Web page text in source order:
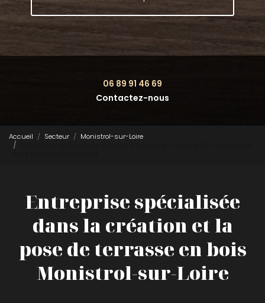
06 89 91 46 69
Contactez-nous
Accueil Secteur
Monistrol-sur-Loire
Entreprise spécialisée
dans la création et la
pose de terrasse en bois
Monistrol-sur-Loire